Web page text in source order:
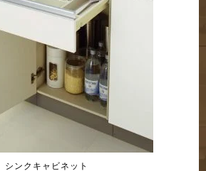
シンクキャビネット